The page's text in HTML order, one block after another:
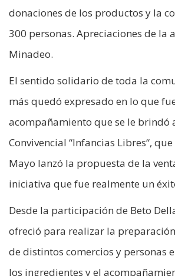
donaciones de los productos y la
300 personas. Apreciaciones de la
Minadeo.
El sentido solidario de toda la
más quedó expresado en lo que
acompañamiento que se le brindó
Convivencial “Infancias Libres“,
Mayo lanzó la propuesta de la
iniciativa que fue realmente un
Desde la participación de Beto
ofreció para realizar la
de distintos comercios y personas
los ingredientes y el